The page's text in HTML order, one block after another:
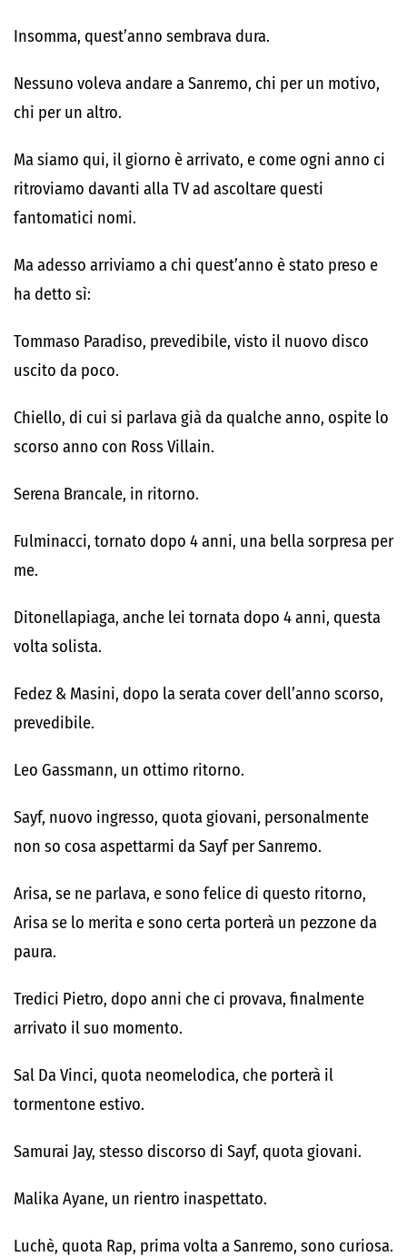
Insomma, quest’anno sembrava dura.
Nessuno voleva andare a Sanremo, chi per un motivo,
chi per un altro.
Ma siamo qui, il giorno è arrivato, e come ogni anno ci
ritroviamo davanti alla TV ad ascoltare questi
fantomatici nomi.
Ma adesso arriviamo a chi quest’anno è stato preso e
ha detto sì:
Tommaso Paradiso, prevedibile, visto il nuovo disco
uscito da poco.
Chiello, di cui si parlava già da qualche anno, ospite lo
scorso anno con Ross Villain.
Serena Brancale, in ritorno.
Fulminacci, tornato dopo 4 anni, una bella sorpresa per
me.
Ditonellapiaga, anche lei tornata dopo 4 anni, questa
volta solista.
Fedez & Masini, dopo la serata cover dell’anno scorso,
prevedibile.
Leo Gassmann, un ottimo ritorno.
Sayf, nuovo ingresso, quota giovani, personalmente
non so cosa aspettarmi da Sayf per Sanremo.
Arisa, se ne parlava, e sono felice di questo ritorno,
Arisa se lo merita e sono certa porterà un pezzone da
paura.
Tredici Pietro, dopo anni che ci provava, finalmente
arrivato il suo momento.
Sal Da Vinci, quota neomelodica, che porterà il
tormentone estivo.
Samurai Jay, stesso discorso di Sayf, quota giovani.
Malika Ayane, un rientro inaspettato.
Luchè, quota Rap, prima volta a Sanremo, sono curiosa.